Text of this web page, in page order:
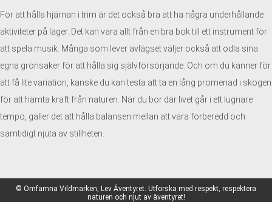
För att hålla hjärnan i trim är det också bra att ha några underhållande
aktiviteter på lager. Det kan vara allt från en bra bok till ett instrument för
att spela musik. Många som lever avlägset väljer också att odla sina
egna grönsaker för att hålla sig självförsörjande. Och om du känner för
att få lite variation, kanske du kan testa att ta en lång promenad i skogen
för att hämta kraft från naturen. När du bor där livet går i ett lugnare
tempo, gäller det att hålla balansen mellan att vara förberedd och
samtidigt njuta av stillheten.
© Omfamna Vildmarken, Lev Äventyret. Utforska med respekt, respektera
naturen och njut av äventyret!